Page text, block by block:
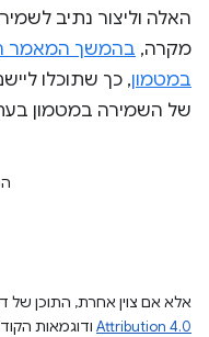
האלה וליצור נתיב
מקרה, בהמשך המאמר
במטמון, כך שתוכלו
של השמירה במטמון
אלא אם צוין אחרת, התוכן של
Attribution 4.0 ודוגמאות הקוד